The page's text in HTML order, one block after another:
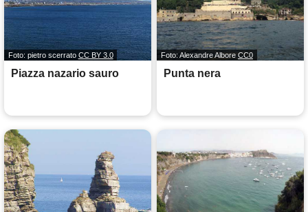
Foto: pietro scerrato CC BY 3.0
Piazza nazario sauro
Foto: Alexandre Albore CC0
Punta nera